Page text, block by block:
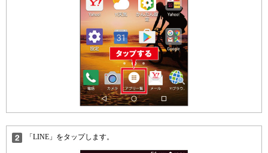
「LINE」をタップします。